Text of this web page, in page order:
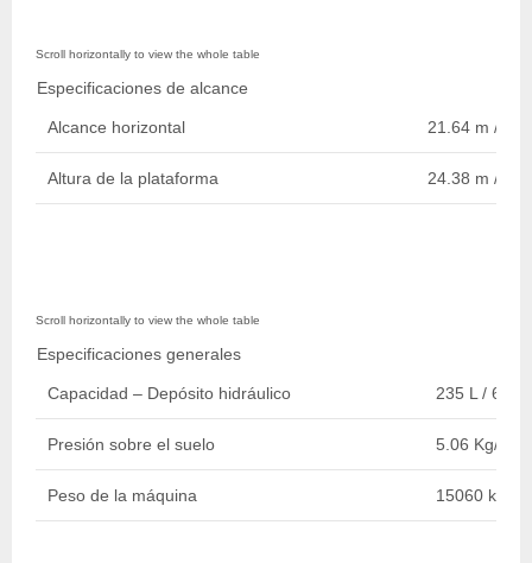
Especificaciones de alcance
Alcance horizontal 21.64 m / 71
Altura de la plataforma 24.38 m / 80
Especificaciones generales
Capacidad – Depósito hidráulico 235 L / 62
Presión sobre el suelo 5.06 Kg/cm2
Peso de la máquina 15060 kg /